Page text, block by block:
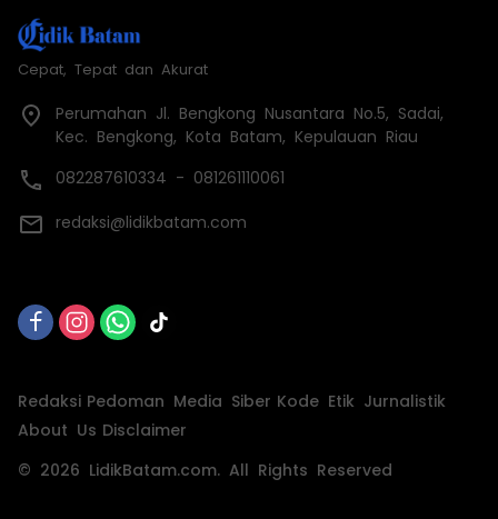
Cepat, Tepat dan Akurat
Perumahan Jl. Bengkong Nusantara No.5, Sadai,
Kec. Bengkong, Kota Batam, Kepulauan Riau
082287610334 - 081261110061
redaksi@lidikbatam.com
Redaksi Pedoman Media Siber Kode Etik Jurnalistik
About Us Disclaimer
© 2026 LidikBatam.com. All Rights Reserved